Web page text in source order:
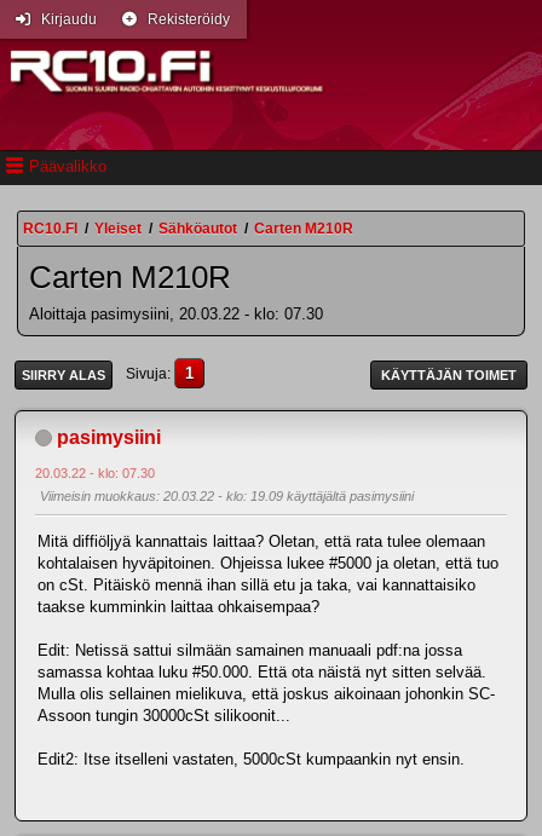
Päävalikko
Kirjaudu Rekisteröidy
RC10.FI / Yleiset / Sähköautot / Carten M210R
Carten M210R
Aloittaja pasimysiini, 20.03.22 - klo: 07.30
SIIRRY ALAS Sivuja 1 KÄYTTÄJÄN TOIMET
pasimysiini
20.03.22 - klo: 07.30
Viimeisin muokkaus: 20.03.22 - klo: 19.09 käyttäjältä pasimysiini
Mitä diffiöljyä kannattais laittaa? Oletan, että rata tulee olemaan
kohtalaisen hyväpitoinen. Ohjeissa lukee #5000 ja oletan, että tuo
on cSt. Pitäiskö mennä ihan sillä etu ja taka, vai kannattaisiko
taakse kumminkin laittaa ohkaisempaa?
Edit: Netissä sattui silmään samainen manuaali pdf:na jossa
samassa kohtaa luku #50.000. Että ota näistä nyt sitten selvää.
Mulla olis sellainen mielikuva, että joskus aikoinaan johonkin SC-
Assoon tungin 30000cSt silikoonit...
Edit2: Itse itselleni vastaten, 5000cSt kumpaankin nyt ensin.